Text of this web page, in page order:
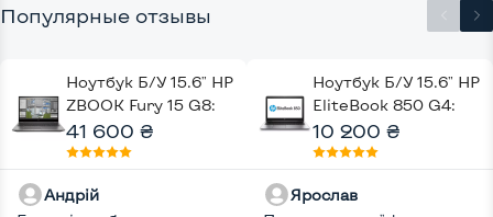
Популярные отзывы
Ноутбук Б/У 15.6" HP
ZBOOK Fury 15 G8:
Intel Core i7-11800H,
DDR4 32 GB, SSD 512
GB, nVidia RTX
A2000, IPS, Full HD,
41 600 ₴
Андрій
Ноутбук Б/У 15.6" HP
EliteBook 850 G4:
Intel Core i5-7200U,
DDR4 8 GB, SSD 128
GB, Intel HD, Full HD
10 200 ₴
Ярослав